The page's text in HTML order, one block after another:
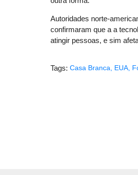
Autoridades norte-
confirmaram que a a
atingir pessoas, e sim
Tags: Casa Branca EUA